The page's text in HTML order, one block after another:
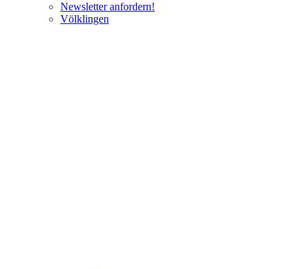
Newsletter anfordern!
Völklingen